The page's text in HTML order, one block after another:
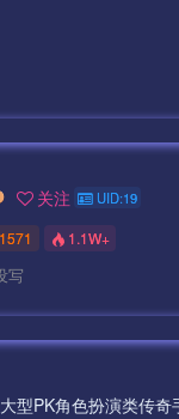
关注 UID:19
1571 1.1W+
写
型PK角色扮演类传